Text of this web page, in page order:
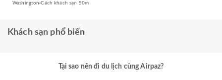
Washington Cách khách sạn 50m
Khách sạn phổ biến
Tại sao nên đi du lịch cùng Airpaz?